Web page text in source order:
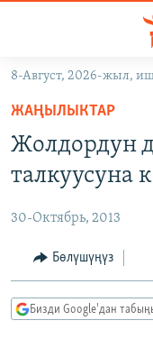
Навигацияга
өтүңүз
Издөөгө
салыңызКЫРГЫЗСТАН
ЭКОНОМИКА
МАДАНИЯТ
ДҮЙНӨ
БОРБОР АЗИЯ
УКРАИНА
АТАЙЫН ИЛИКТӨӨ
ТВ ПРОГРАММАЛАР
ЭКСПЕРТТЕР ТАЛДАЙТ
ӨЗГӨЧӨ ПИКИР
8-Август, 2026-жыл,
ЖАҢЫЛЫКТАР
Жолдордун
талкуусуна
30-Октябрь, 2013
Бөлүшүңүз
Бизди Google'дан